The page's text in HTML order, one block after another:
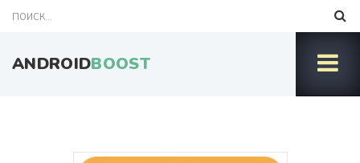
ANDROIDBOOST